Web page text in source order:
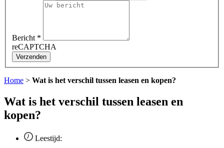
Bericht *
reCAPTCHA
Verzenden
Home > Wat is het verschil tussen leasen en kopen?
Wat is het verschil tussen leasen en
kopen?
Leestijd: